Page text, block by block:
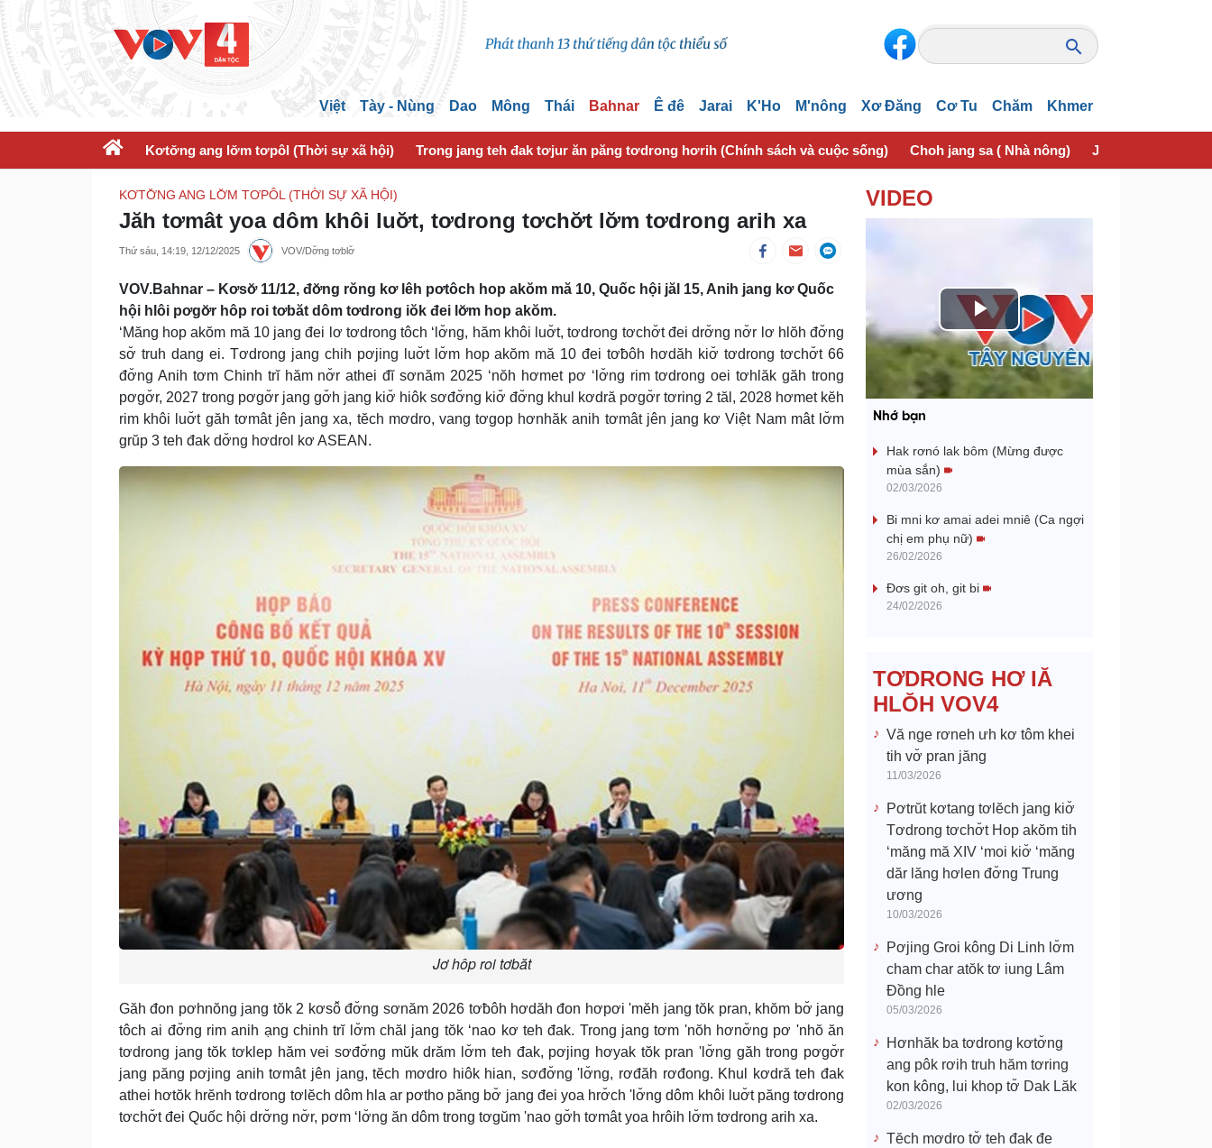
Việt Tày - Nùng Dao Mông Thái Bahnar Ê đê Jarai K'Ho M'nông Xơ Đăng Cơ Tu Chăm Khmer
Kơtơ̆ng ang lơ̆m tơpôl (Thời sự xã hội) Trong jang teh đak tơjur ăn păng tơdrong hơrih (Chính sách và cuộc sống) Choh jang sa ( Nhà nông) Jơhngơ̆m pran
KƠTƠ̆NG ANG LƠ̆M TƠPÔL (THỜI SỰ XÃ HỘI)
Jăh tơmât yoa dôm khôi luơ̆t, tơdrong tơchơ̆t lơ̆m tơdrong arih xa
Thứ sáu, 14:19, 12/12/2025 VOV/Dơ̆ng tơblơ̆
VOV.Bahnar – Kơsơ̆ 11/12, đơ̆ng rŏng kơ lêh pơtôch hop akŏm mă 10, Quốc hội jăl 15, Anih jang kơ Quốc
hội hlôi pơgơ̆r hôp roi tơbăt dôm tơdrong iŏk đei lơ̆m hop akŏm.
‘Măng hop akŏm mă 10 jang đei lơ tơdrong tôch ‘lơ̆ng, hăm khôi luơ̆t, tơdrong tơchơ̆t đei drơ̆ng nơ̆r lơ hlŏh đơ̆ng
sơ̆ truh dang ei. Tơdrong jang chih pơjing luơ̆t lơ̆m hop akŏm mă 10 đei tơƀôh hơdăh kiơ̆ tơdrong tơchơ̆t 66
đơ̆ng Anih tơm Chinh trĭ hăm nơ̆r athei đĭ sơnăm 2025 ‘nŏh hơmet pơ ‘lơ̆ng rim tơdrong oei tơhlăk găh trong
pơgơ̆r, 2027 trong pơgơ̆r jang gơ̆h jang kiơ̆ hiôk sơđơ̆ng kiơ̆ đơ̆ng khul kơdră pơgơ̆r tơring 2 tăl, 2028 hơmet kĕh
rim khôi luơ̆t găh tơmât jên jang xa, tĕch mơdro, vang tơgop hơnhăk anih tơmât jên jang kơ Việt Nam mât lơ̆m
grŭp 3 teh đak dơ̆ng hơdrol kơ ASEAN.
Jơ hôp roi tơbăt
Găh đon pơhnŏng jang tŏk 2 kơsô̆ đơ̆ng sơnăm 2026 tơƀôh hơdăh đon hơpơi 'mĕh jang tŏk pran, khŏm bơ̆ jang
tôch ai đơ̆ng rim anih ạng chinh trĭ lơ̆m chăl jang tŏk ‘nao kơ teh đak. Trong jang tơm 'nŏh hơnơ̆ng pơ 'nhŏ ăn
tơdrong jang tŏk tơklep hăm vei sơđơ̆ng mŭk drăm lơ̆m teh đak, pơjing hơyak tŏk pran 'lơ̆ng găh trong pơgơ̆r
jang păng pơjing anih tơmât jên jang, tĕch mơdro hiôk hian, sơđơ̆ng 'lơ̆ng, rơđăh rơđong. Khul kơdră teh đak
athei hơtŏk hrĕnh tơdrong tơlĕch dôm hla ar pơtho păng bơ̆ jang đei yoa hrơ̆ch 'lơ̆ng dôm khôi luơ̆t păng tơdrong
tơchơ̆t đei Quốc hội drơ̆ng nơ̆r, pơm ‘lơ̆ng ăn dôm trong tơgŭm 'nao gơ̆h tơmât yoa hrôih lơ̆m tơdrong arih xa.
VIDEO
P
l
y
i
Nhớ bạn
Hak rơnó lak bôm (Mừng được
mùa sắn)
02/03/2026
Bi mni kơ amai adei mniê (Ca ngợi
chị em phụ nữ)
26/02/2026
Đơs git oh, git bi
24/02/2026
TƠDRONG HƠ IĂ
HLŎH VOV4
Vă nge rơneh ưh kơ tôm khei
tih vơ̆ pran jăng
11/03/2026
Pơtrŭt kơtang tơlĕch jang kiơ̆
Tơdrong tơchơ̆t Hop akŏm tih
‘măng mă XIV ‘moi kiơ̆ ‘măng
dăr lăng hơlen đơ̆ng Trung
ương
10/03/2026
Pơjing Groi kông Di Linh lơ̆m
cham char atŏk tơ iung Lâm
Đồng hle
05/03/2026
Hơnhăk ba tơdrong kơtơ̆ng
ang pôk rơih truh hăm tơring
kon kông, lui khop tơ̆ Dak Lăk
02/03/2026
Tĕch mơdro tơ̆ teh đak đe